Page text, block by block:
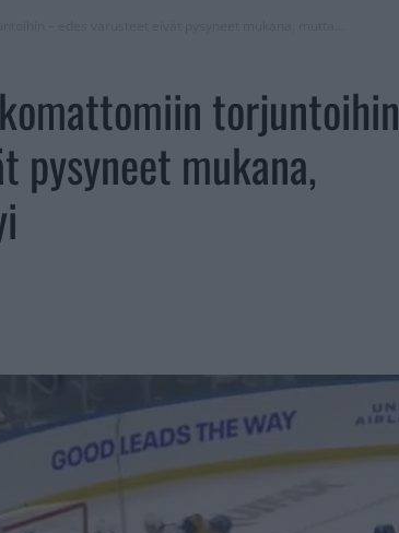
torjuntoihin
pysyneet mukana,